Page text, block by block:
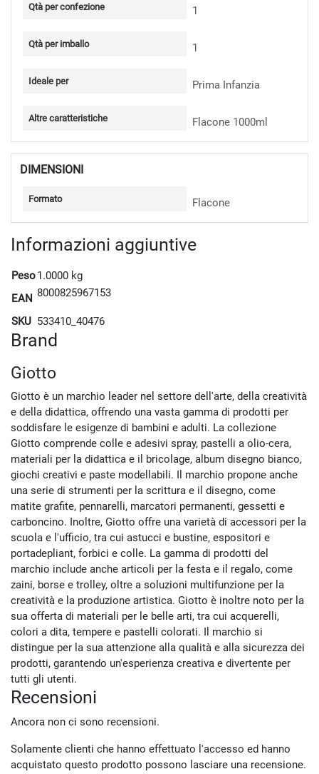
Qtà per confezione 1
Qtà per imballo 1
Ideale per Prima Infanzia
Altre caratteristiche Flacone 1000ml
DIMENSIONI
Formato Flacone
Informazioni aggiuntive
Peso1.0000 kg
EAN 8000825967153
SKU 533410_40476
Brand
Giotto
Giotto è un marchio leader nel settore dell'arte, della creatività
e della didattica, offrendo una vasta gamma di prodotti per
soddisfare le esigenze di bambini e adulti. La collezione
Giotto comprende colle e adesivi spray, pastelli a olio-cera,
materiali per la didattica e il bricolage, album disegno bianco,
giochi creativi e paste modellabili. Il marchio propone anche
una serie di strumenti per la scrittura e il disegno, come
matite grafite, pennarelli, marcatori permanenti, gessetti e
carboncino. Inoltre, Giotto offre una varietà di accessori per la
scuola e l'ufficio, tra cui astucci e bustine, espositori e
portadepliant, forbici e colle. La gamma di prodotti del
marchio include anche articoli per la festa e il regalo, come
zaini, borse e trolley, oltre a soluzioni multifunzione per la
creatività e la produzione artistica. Giotto è inoltre noto per la
sua offerta di materiali per le belle arti, tra cui acquerelli,
colori a dita, tempere e pastelli colorati. Il marchio si
distingue per la sua attenzione alla qualità e alla sicurezza dei
prodotti, garantendo un'esperienza creativa e divertente per
tutti gli utenti.
Recensioni
Ancora non ci sono recensioni.
Solamente clienti che hanno effettuato l'accesso ed hanno
acquistato questo prodotto possono lasciare una recensione.